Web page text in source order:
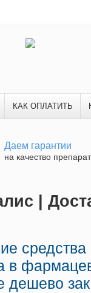
КАК ОПЛАТИТЬ
Даем гарантии
на качество
|
средства
в